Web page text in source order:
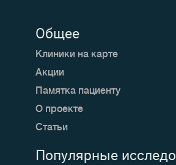
Общее
Клиники на карте
Акции
Памятка пациенту
О проекте
Статьи
Популярные